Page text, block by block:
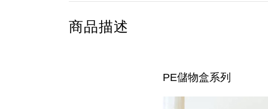
商品描述
PE儲物盒系列